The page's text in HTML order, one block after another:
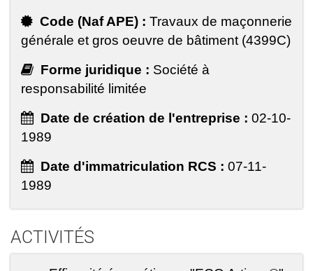
Code (Naf APE) : Travaux de maçonnerie
générale et gros oeuvre de bâtiment (4399C)
Forme juridique : Société à
responsabilité limitée
Date de création de l'entreprise : 02-10-
1989
Date d'immatriculation RCS : 07-11-
1989
ACTIVITÉS